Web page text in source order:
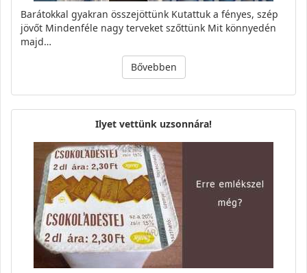
Barátokkal gyakran összejöttünk Kutattuk a fényes, szép
jövőt Mindenféle nagy terveket szőttünk Mit könnyedén
majd…
Bővebben
Ilyet vettünk uzsonnára!